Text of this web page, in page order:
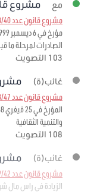
مع مشروع قانون
مشروع قانون عدد 2018/40
الصادرات لمرحلة ما
103 التصويت
غائب(ة) مشروع
مشروع قانون عدد 2018/47
والتنمية الثقافية
108 التصويت
غائب(ة)
مشروع قانون عدد 2019/42
الزيادة في راس مال